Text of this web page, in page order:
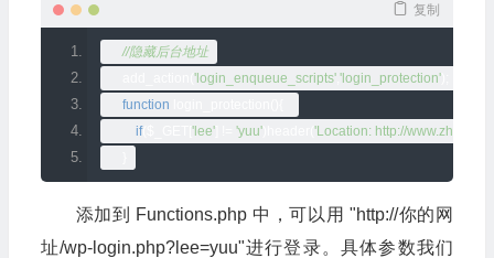
复制
//隐藏后台地址
'login_enqueue_scripts', 'login_protection');
function
if( 'lee'] 'yuu')
'Location: http://
添加到 Functions.php 中，可以用 "http://你的网
址/wp-login.php?lee=yuu"进行登录。具体参数我们